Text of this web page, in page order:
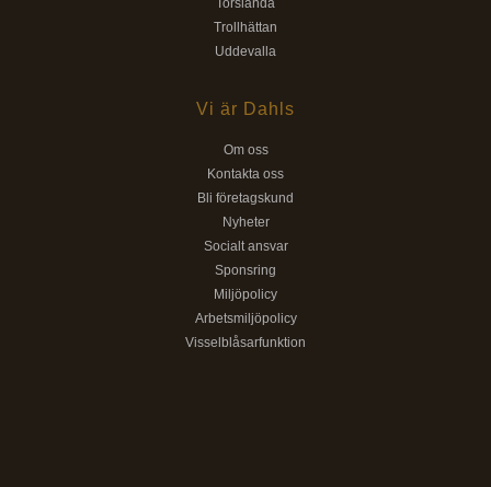
Trollhättan
Uddevalla
Vi är Dahls
Om oss
Kontakta oss
Bli företagskund
Nyheter
Socialt ansvar
Sponsring
Miljöpolicy
Arbetsmiljöpolicy
Visselblåsarfunktion